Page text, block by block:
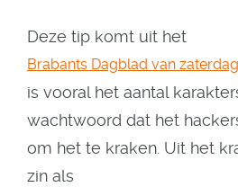
Deze tip komt uit het
Brabants Dagblad van
is vooral het aantal
wachtwoord dat het
om het te kraken. Uit het
zin als